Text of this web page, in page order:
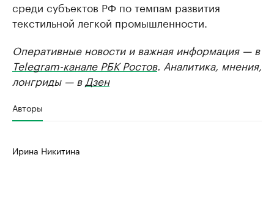
среди субъектов РФ по темпам развития
текстильной легкой промышленности.
Оперативные новости и важная информация — в
Telegram-канале РБК Ростов. Аналитика, мнения,
лонгриды — в Дзен
Авторы
Ирина Никитина